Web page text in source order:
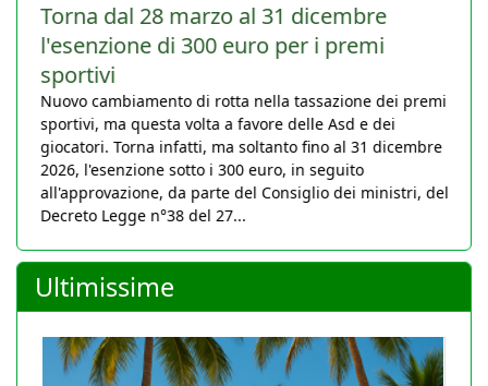
Torna dal 28 marzo al 31 dicembre
l'esenzione di 300 euro per i premi
sportivi
Nuovo cambiamento di rotta nella tassazione dei premi
sportivi, ma questa volta a favore delle Asd e dei
giocatori. Torna infatti, ma soltanto fino al 31 dicembre
2026, l'esenzione sotto i 300 euro, in seguito
all'approvazione, da parte del Consiglio dei ministri, del
Decreto Legge n°38 del 27...
Ultimissime